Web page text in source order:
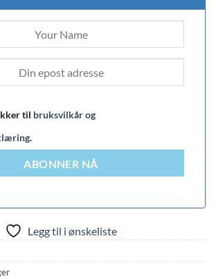
til bruksvilkår og
.
ABONNER NÅ
Legg til i ønskeliste